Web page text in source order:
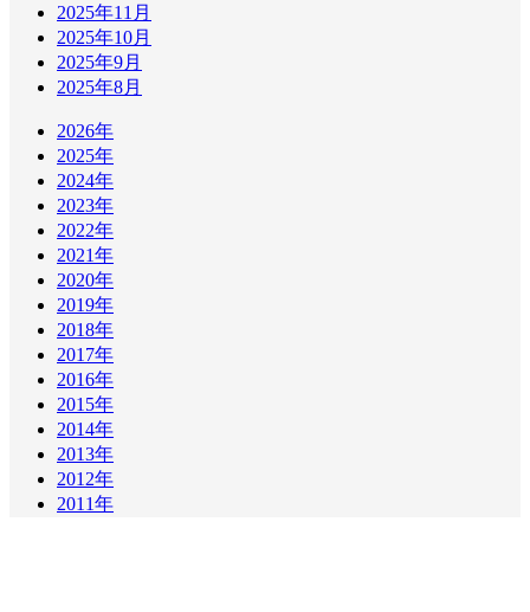
2025年11月
2025年10月
2025年9月
2025年8月
2026年
2025年
2024年
2023年
2022年
2021年
2020年
2019年
2018年
2017年
2016年
2015年
2014年
2013年
2012年
2011年